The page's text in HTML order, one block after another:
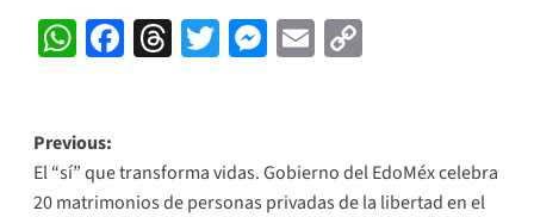
WhatsApp
Facebook
Threads
Twitter
Messenger
EmailCopy
Post
navigation
Previous:
El “sí” que transforma vidas. Gobierno del EdoMéx celebra
20 matrimonios de personas privadas de la libertad en el